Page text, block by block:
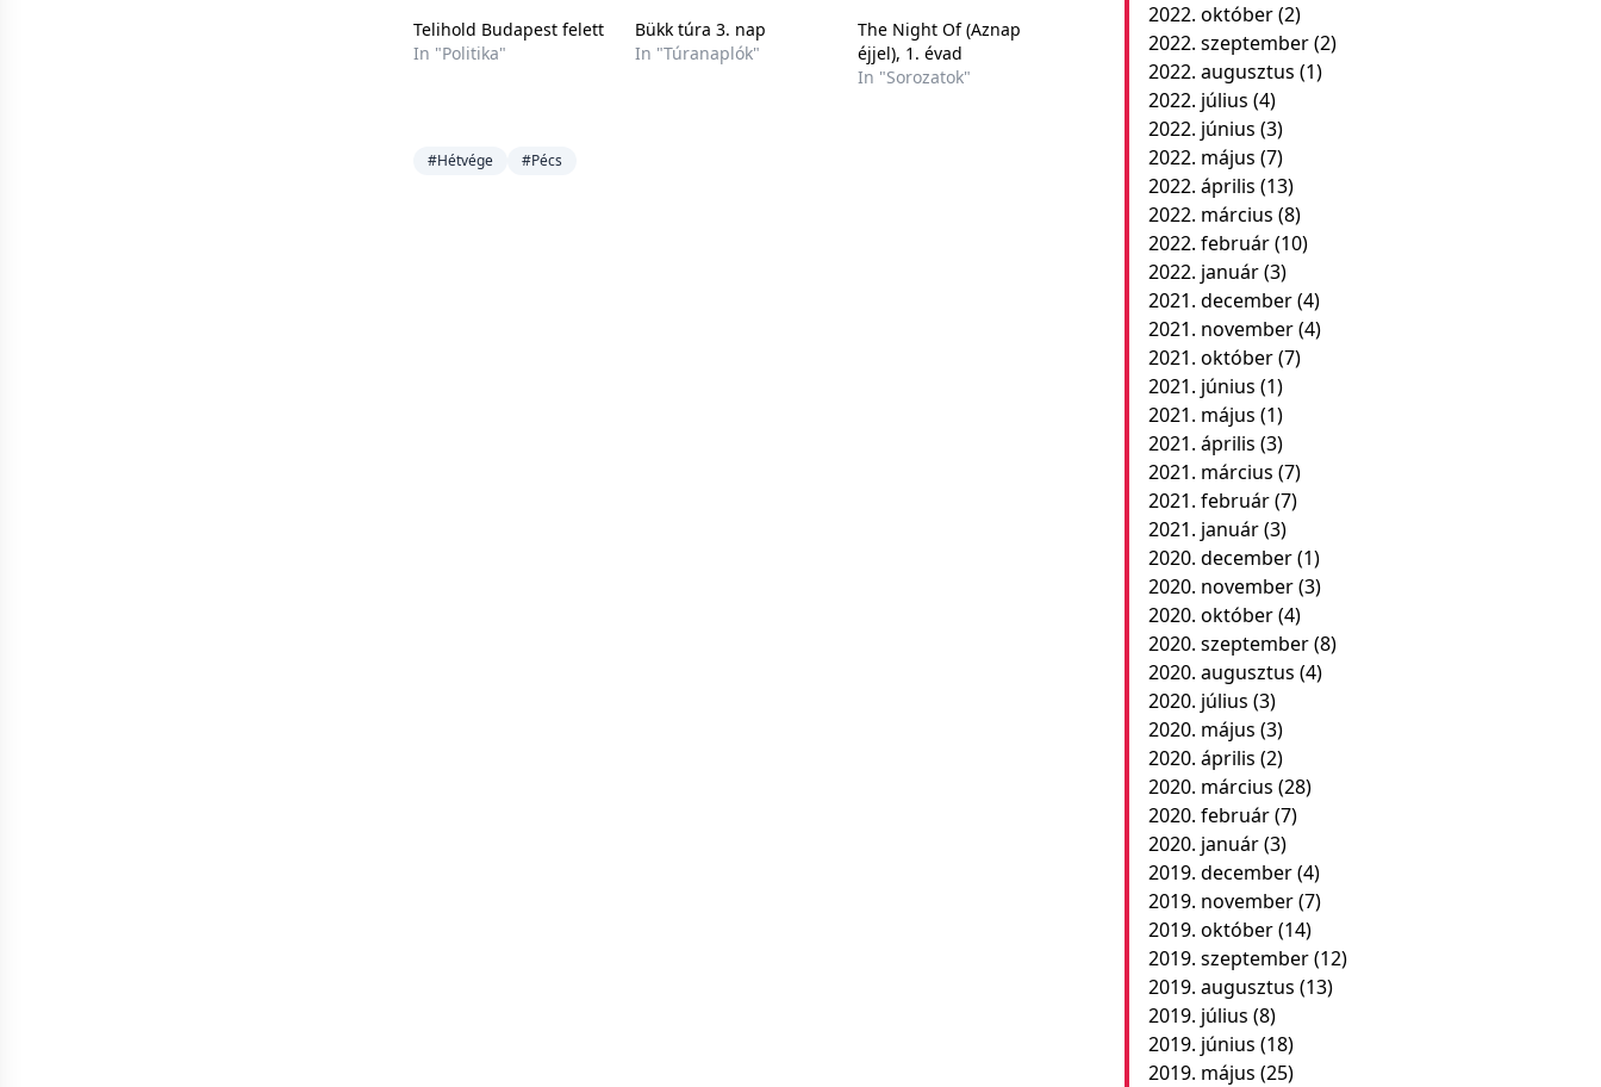
Telihold Budapest felett
In "Politika"
Bükk túra 3. nap
In "Túranaplók"
The Night Of (Aznap
éjjel), 1. évad
In "Sorozatok"
#Hétvége #Pécs
2022. október(2)
2022. szeptember(2)
2022. augusztus (1)
2022. július (4)
2022. június (3)
2022. május (7)
2022. április (13)
2022. március (8)
2022. február(10)
2022. január(3)
2021. december(4)
2021. november(4)
2021. október(7)
2021. június (1)
2021. május (1)
2021. április (3)
2021. március (7)
2021. február(7)
2021. január(3)
2020. december(1)
2020. november(3)
2020. október(4)
2020. szeptember(8)
2020. augusztus (4)
2020. július (3)
2020. május (3)
2020. április (2)
2020. március (28)
2020. február(7)
2020. január(3)
2019. december(4)
2019. november(7)
2019. október(14)
2019. szeptember(12)
2019. augusztus (13)
2019. július (8)
2019. június (18)
2019. május (25)